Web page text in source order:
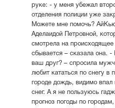
руке: - у меня убежал
отделения полиции уже
Можете мне помочь?
Аделаидой Петровной,
смотрела на
сбывается – сказала она. -
ваш друг? – спросила
любит кататься по снегу в
городе дождь, видимо
снег. А я не пользуюсь
прогноз погоды по